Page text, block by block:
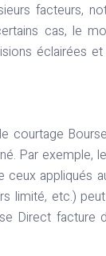
facteurs,
cas, le
éclairées et
courtage
Par exemple,
appliqués
limité, etc.)
Direct facture